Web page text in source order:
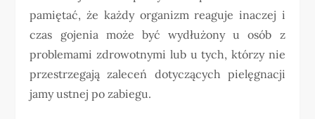
pamiętać, że każdy organizm reaguje inaczej i
czas gojenia może być wydłużony u osób z
problemami zdrowotnymi lub u tych, którzy nie
przestrzegają zaleceń dotyczących pielęgnacji
jamy ustnej po zabiegu.